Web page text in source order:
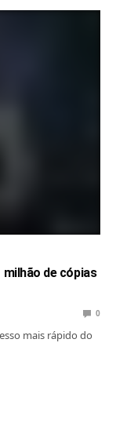
milhão de cópias
0
mais rápido do